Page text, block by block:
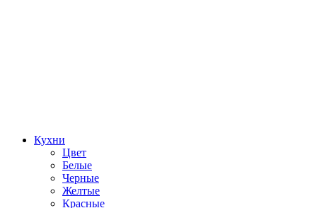
Кухни
Цвет
Белые
Черные
Желтые
Красные